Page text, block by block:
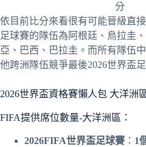
分
依目前比分來看很有可能晉級直
足球賽的隊伍為阿根廷、烏拉圭
亞、巴西、巴拉圭。而所有隊伍
他跨洲隊伍競爭最後2026世界盃
2026世界盃資格賽懶人包 大洋洲
FIFA提供席位數量-大洋洲區：
2026FIFA世界盃足球賽 ： 1